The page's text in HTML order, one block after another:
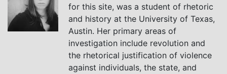
for this site, was a student of rhetoric
and history at the University of Texas,
Austin. Her primary areas of
investigation include revolution and
the rhetorical justification of violence
against individuals, the state, and